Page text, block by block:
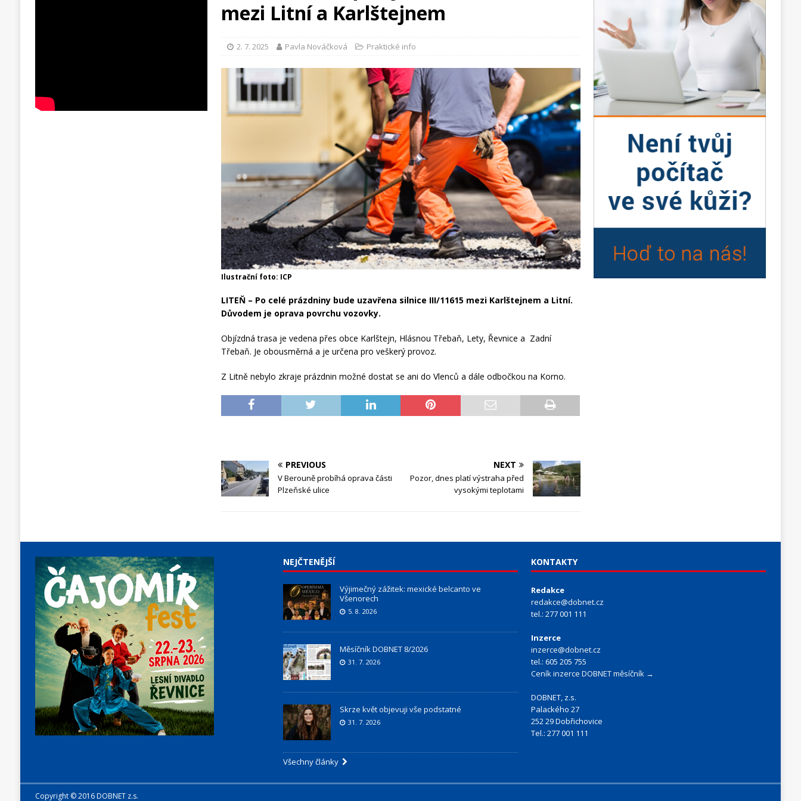
mezi Litní a Karlštejnem
2. 7. 2025 Pavla Nováčková Praktické info
Ilustrační foto: ICP
LITEŇ – Po celé prázdniny bude uzavřena silnice III/11615 mezi Karlštejnem a Litní.
Důvodem je oprava povrchu vozovky.
Objízdná trasa je vedena přes obce Karlštejn, Hlásnou Třebaň, Lety, Řevnice a Zadní
Třebaň. Je obousměrná a je určena pro veškerý provoz.
Z Litně nebylo zkraje prázdnin možné dostat se ani do Vlenců a dále odbočkou na Korno.
PREVIOUS
V Berouně probíhá oprava části
Plzeňské ulice
NEXT
Pozor, dnes platí výstraha před
vysokými teplotami
NEJČTENĚJŠÍ
Výjimečný zážitek: mexické belcanto ve
Všenorech
5. 8. 2026
Měsíčník DOBNET 8/2026
31. 7. 2026
Skrze květ objevuji vše podstatné
31. 7. 2026
Všechny články
KONTAKTY
Redakce
redakce@dobnet.cz
tel.: 277 001 111
Inzerce
inzerce@dobnet.cz
tel.: 605 205 755
Ceník inzerce DOBNET měsíčník →
DOBNET, z.s.
Palackého 27
252 29 Dobřichovice
Tel.: 277 001 111
Copyright © 2016 DOBNET z.s.